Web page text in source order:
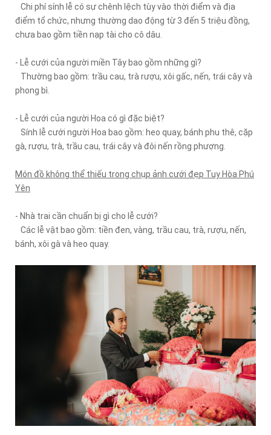
Chi phí sính lễ có sự chênh lệch tùy vào thời điểm và địa
điểm tổ chức, nhưng thường dao động từ 3 đến 5 triệu đồng,
chưa bao gồm tiền nạp tài cho cô dâu.
- Lễ cưới của người miền Tây bao gồm những gì?
Thường bao gồm: trầu cau, trà rượu, xôi gấc, nến, trái cây và
phong bì.
- Lễ cưới của người Hoa có gì đặc biệt?
Sính lễ cưới người Hoa bao gồm: heo quay, bánh phu thê, cặp
gà, rượu, trà, trầu cau, trái cây và đôi nến rồng phượng.
Món đồ không thể thiếu trong chụp ảnh cưới đẹp Tuy Hòa Phú
Yên
- Nhà trai cần chuẩn bị gì cho lễ cưới?
Các lễ vật bao gồm: tiền đen, vàng, trầu cau, trà, rượu, nến,
bánh, xôi gà và heo quay.